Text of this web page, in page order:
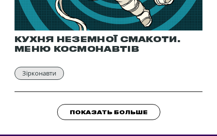
КУХНЯ НЕЗЕМНОЇ СМАКОТИ.
МЕНЮ КОСМОНАВТІВ
Зірконавти
ПОКАЗАТЬ БОЛЬШЕ